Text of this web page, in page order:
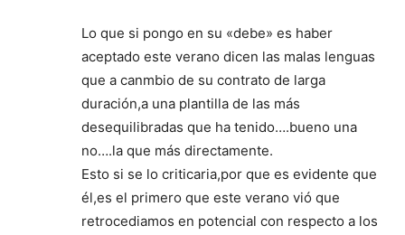
Lo que si pongo en su «debe» es haber
aceptado este verano dicen las malas lenguas
que a canmbio de su contrato de larga
duración,a una plantilla de las más
desequilibradas que ha tenido….bueno una
no….la que más directamente.
Esto si se lo criticaria,por que es evidente que
él,es el primero que este verano vió que
retrocediamos en potencial con respecto a los